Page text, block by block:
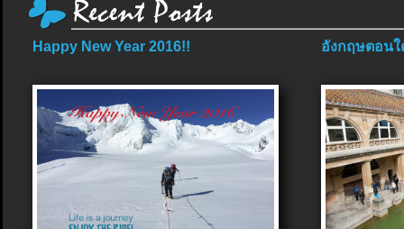
Happy New Year 2016!! อังกฤษตอนใ